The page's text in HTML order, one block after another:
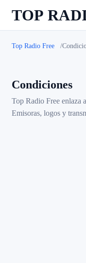
TOP
Top Radio Free
Condiciones
Top Radio Free enlaza
Emisoras, logos y